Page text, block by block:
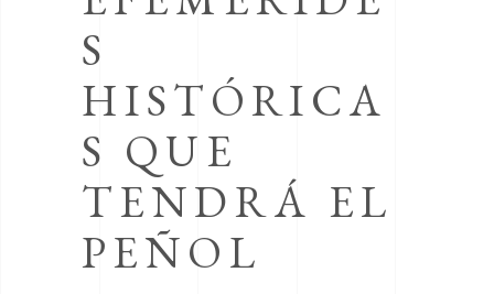
S
HISTÓRICA
S QUE
TENDRÁ EL
PEÑOL